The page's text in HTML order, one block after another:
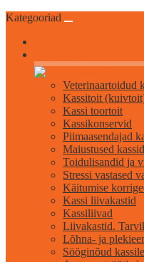
Kategooriad
Veterinaartoidud
Kassitoit
Kassi toortoit
Kassikonservid
Piimaasendajad
Maiustused
Toidulisandid ja
Stressi vastased
Käitumise
Kassi liivakastid
Kassiliivad
Liivakastid.
Lõhna- ja
Sööginõud kassile